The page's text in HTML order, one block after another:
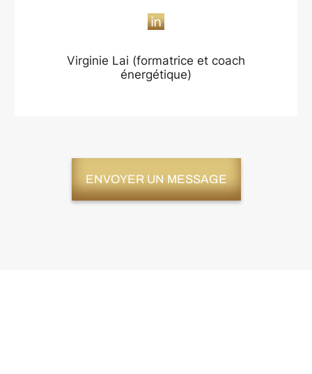
Virginie Lai (formatrice et coach
énergétique)
ENVOYER UN MESSAGE